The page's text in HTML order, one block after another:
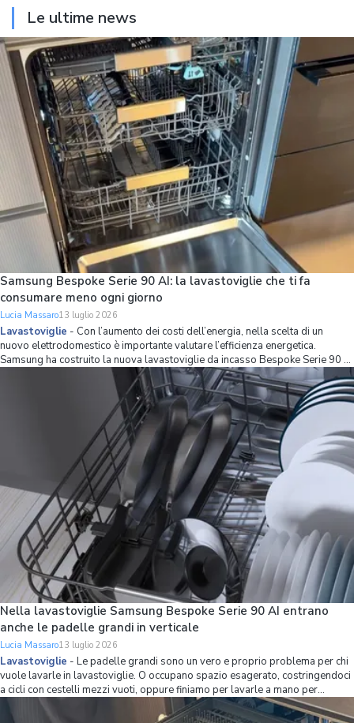
Le ultime news
Samsung Bespoke Serie 90 AI: la lavastoviglie che ti fa
consumare meno ogni giorno
Lucia Massaro13 luglio 2026
Lavastoviglie - Con l’aumento dei costi dell’energia, nella scelta di un
nuovo elettrodomestico è importante valutare l’efficienza energetica.
Samsung ha costruito la nuova lavastoviglie da incasso Bespoke Serie 90 AI
partendo proprio da questo principio, combinando una classe energetica A
Nella lavastoviglie Samsung Bespoke Serie 90 AI entrano
anche le padelle grandi in verticale
Lucia Massaro13 luglio 2026
Lavastoviglie - Le padelle grandi sono un vero e proprio problema per chi
vuole lavarle in lavastoviglie. O occupano spazio esagerato, costringendoci
a cicli con cestelli mezzi vuoti, oppure finiamo per lavarle a mano per
mettere più stoviglie possibile in lavastoviglie. Se non volete avere più
questo problema,